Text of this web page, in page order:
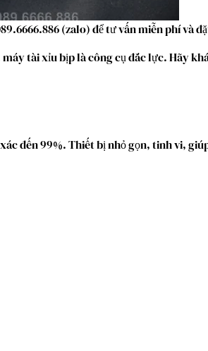
(zalo) để tư vấn miễn phí và
tài xỉu bịp là công cụ đắc lực. Hãy
đến 99%. Thiết bị nhỏ gọn, tinh vi,